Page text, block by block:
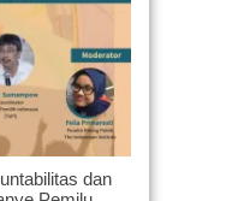
dan